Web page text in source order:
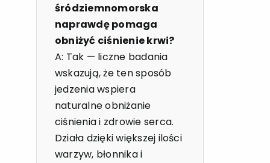
śródziemnomorska
naprawdę pomaga
obniżyć ciśnienie krwi?
A: Tak — liczne badania
wskazują, że ten sposób
jedzenia wspiera
naturalne obniżanie
ciśnienia i zdrowie serca.
Działa dzięki większej ilości
warzyw, błonnika i